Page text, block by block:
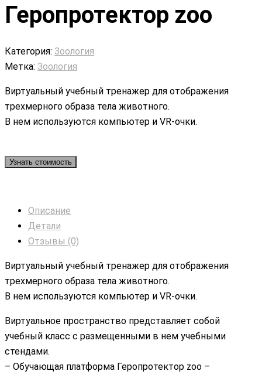
Геропротектор zoo
Категория: Зоология
Метка: Зоология
Виртуальный учебный тренажер для отображения
трехмерного образа тела животного.
В нем используются компьютер и VR-очки.
Узнать стоимость
Описание
Детали
Отзывы (0)
Виртуальный учебный тренажер для отображения
трехмерного образа тела животного.
В нем используются компьютер и VR-очки.
Виртуальное пространство представляет собой
учебный класс с размещенными в нем учебными
стендами.
– Обучающая платформа Геропротектор zoo –